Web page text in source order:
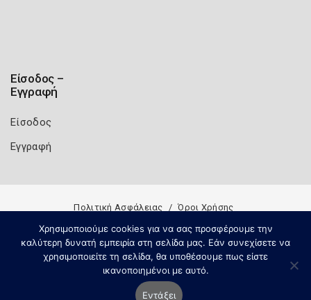
Είσοδος –
Εγγραφή
Είσοδος
Εγγραφή
Πολιτική Ασφάλειας Όροι Χρήσης
Χρησιμοποιούμε cookies για να σας προσφέρουμε την
καλύτερη δυνατή εμπειρία στη σελίδα μας. Εάν συνεχίσετε να
χρησιμοποιείτε τη σελίδα, θα υποθέσουμε πως είστε
ικανοποιημένοι με αυτό.
Εντάξει
Copyright 2026 Knowledge A.E.